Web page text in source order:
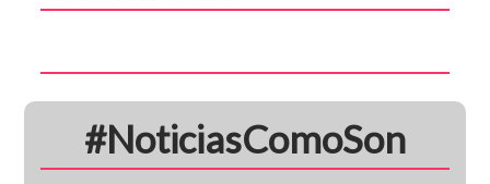
#NoticiasComoSon